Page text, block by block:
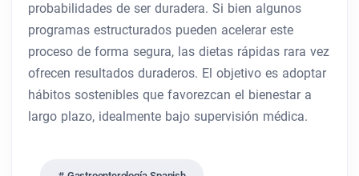
probabilidades de ser duradera. Si bien algunos
programas estructurados pueden acelerar este
proceso de forma segura, las dietas rápidas rara vez
ofrecen resultados duraderos. El objetivo es adoptar
hábitos sostenibles que favorezcan el bienestar a
largo plazo, idealmente bajo supervisión médica.